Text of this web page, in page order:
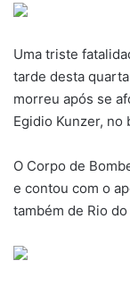
Uma triste
tarde desta
morreu após se
Egidio Kunzer, no
O Corpo de
e contou com o
também de Rio